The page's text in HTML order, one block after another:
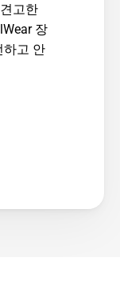
고한
장
하고 안